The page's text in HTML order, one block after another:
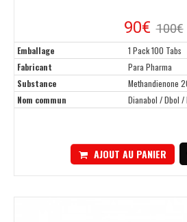
90€ 100€
Emballage
1 Pack 100 Tabs
Fabricant
Para Pharma
Substance
Methandienone
Nom commun
Dianabol / Dbol /
AJOUT AU PANIER